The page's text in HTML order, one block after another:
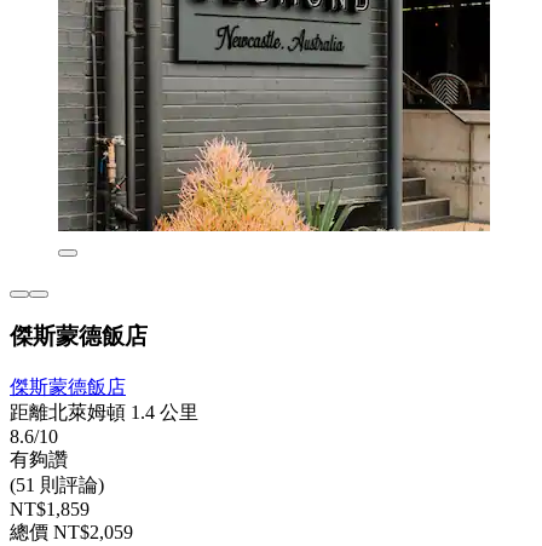
傑斯蒙德飯店
傑斯蒙德飯店
距離北萊姆頓 1.4 公里
8.6/10
有夠讚
(51 則評論)
NT$1,859
總價 NT$2,059